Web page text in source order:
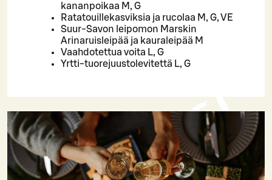
kananpoikaa M, G
Ratatouillekasviksia ja rucolaa M, G, VE
Suur-Savon leipomon Marskin
Arinaruisleipää ja kauraleipää M
Vaahdotettua voita L, G
Yrtti-tuorejuustolevitettä L, G